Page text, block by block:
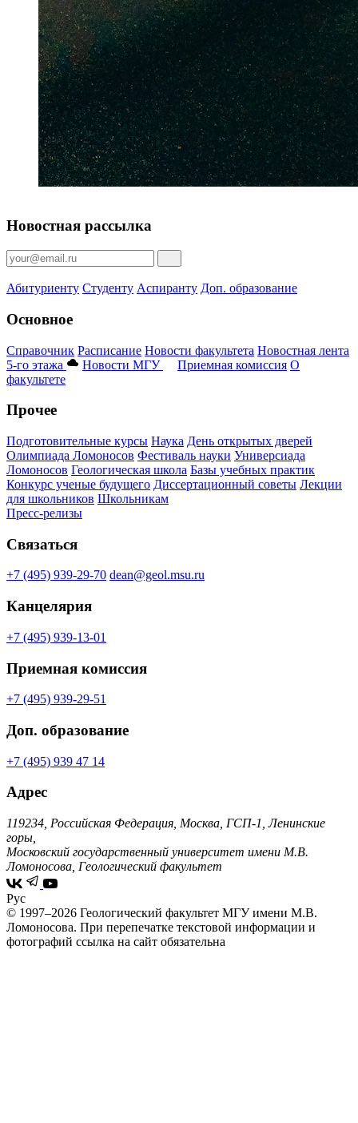
Новостная рассылка
Абитуриенту Студенту Аспиранту Доп. образование
Основное
Справочник Расписание Новости факультета Новостная лента
5-го этажа
Новости МГУ Приемная комиссия О
факультете
Прочее
Подготовительные курсы Наука День открытых дверей
Олимпиада Ломоносов Фестиваль науки Универсиада
Ломоносов Геологическая школа Базы учебных практик
Конкурс ученые будущего Диссертационный советы Лекции
для школьников Школьникам
Пресс-релизы
Связаться
+7 (495) 939-29-70 dean@geol.msu.ru
Канцелярия
+7 (495) 939-13-01
Приемная комиссия
+7 (495) 939-29-51
Доп. образование
+7 (495) 939 47 14
Адрес
119234, Российская Федерация, Москва, ГСП-1, Ленинские
горы,
Московский государственный университет имени М.В.
Ломоносова, Геологический факультет
Рус
© 1997–2026 Геологический факультет МГУ имени М.В.
Ломоносова. При перепечатке текстовой информации и
фотографий ссылка на сайт обязательна